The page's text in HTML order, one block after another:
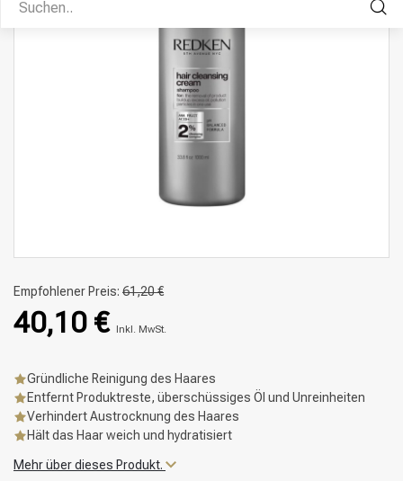
Empfohlener Preis: 61,20 €
40,10 € Inkl. MwSt.
Gründliche Reinigung des Haares
Entfernt Produktreste, überschüssiges Öl und Unreinheiten
Verhindert Austrocknung des Haares
Hält das Haar weich und hydratisiert
Mehr über dieses Produkt.